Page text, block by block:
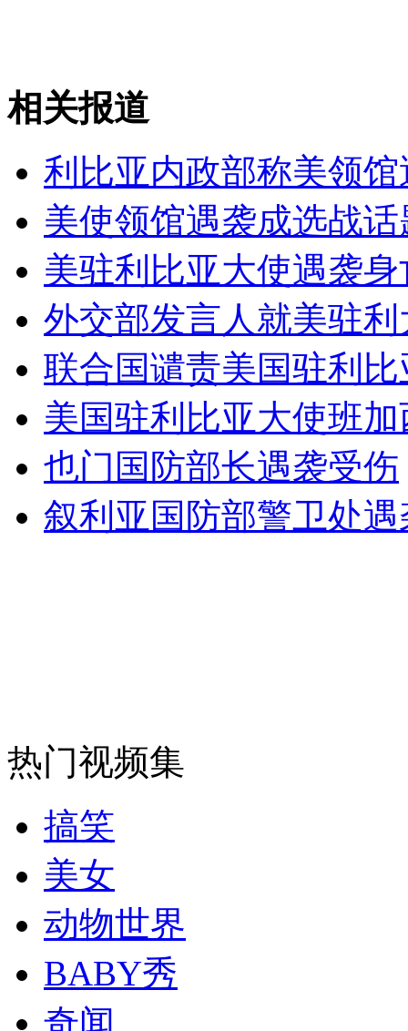
外交部：有关国家言论片面不公正
安徽一实载49人客车翻车
走！跟着总书记去植树
消防员救轻生者 花炮节热闹非凡 减压"枕头大战"
纽约上演“枕头大战”
司机酒驾遇交警 急速倒车逃窜
相关报道
利比亚内政部称美领
美使领馆遇袭成选战
美驻利比亚大使遇袭
外交部发言人就美驻
联合国谴责美国驻利
美国驻利比亚大使班
也门国防部长遇袭受伤
叙利亚国防部警卫处
热门视频集
搞笑
美女
动物世界
BABY秀
奇闻